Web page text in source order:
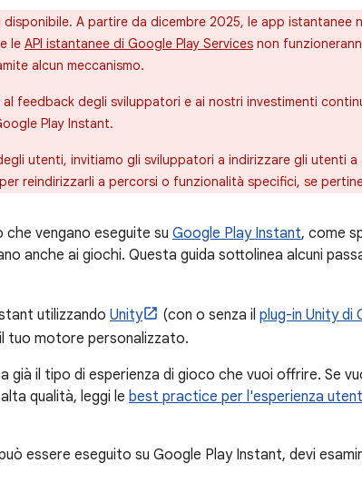
disponibile. A partire da dicembre 2025, le app istantanee
le API istantanee di Google Play Services non
alcun meccanismo.
feedback degli sviluppatori e ai nostri investimenti
Play Instant.
utenti, invitiamo gli sviluppatori a indirizzare gli utenti a
per reindirizzarli a percorsi o funzionalità specifici, se
che vengano eseguite su Google Play Instant, come
anche ai giochi. Questa guida sottolinea alcuni
utilizzando Unity (con o senza il plug-in Unity di
tuo motore personalizzato.
già il tipo di esperienza di gioco che vuoi offrire. Se
qualità, leggi le best practice per l'esperienza
essere eseguito su Google Play Instant, devi